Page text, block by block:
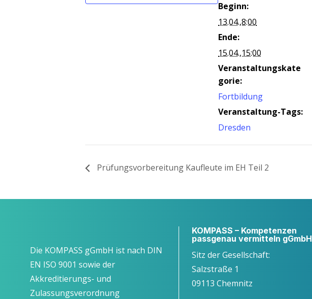
Beginn:
13.04.,8:00
Ende:
15.04.,15:00
Veranstaltungskate
gorie:
Fortbildung
Veranstaltung-Tags:
Dresden
Prü­fungs­vor­be­rei­tung Kauf­leu­te im EH Teil 2
Die KOMPASS gGmbH ist nach DIN
EN ISO 9001 sowie der
Akkreditierungs- und
Zulassungsverordnung
KOMPASS – Kompetenzen
passgenau vermitteln gGmbH
Sitz der Gesellschaft:
Salzstraße 1
09113 Chemnitz